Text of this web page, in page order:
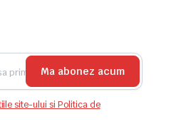
Ma abonez acum
site-ului si Politica de